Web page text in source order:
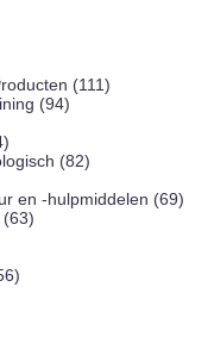
(111)
(94)
(82)
en -hulpmiddelen (69)